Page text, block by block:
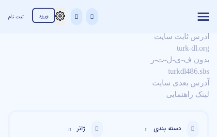
ورود ثبت نام
آدرس ثابت سایت
turk-dl.org
بدون ف-ی-ل-ت-ر
turkdl486.sbs
آدرس بعدی سایت
لینک راهنمایی
دسته بندی ژانر